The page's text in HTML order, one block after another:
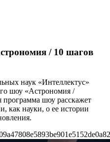
/ 10 шагов
наук «Интеллектус»
шоу «Астрономия /
программа шоу расскажет
как науки, о ее истории